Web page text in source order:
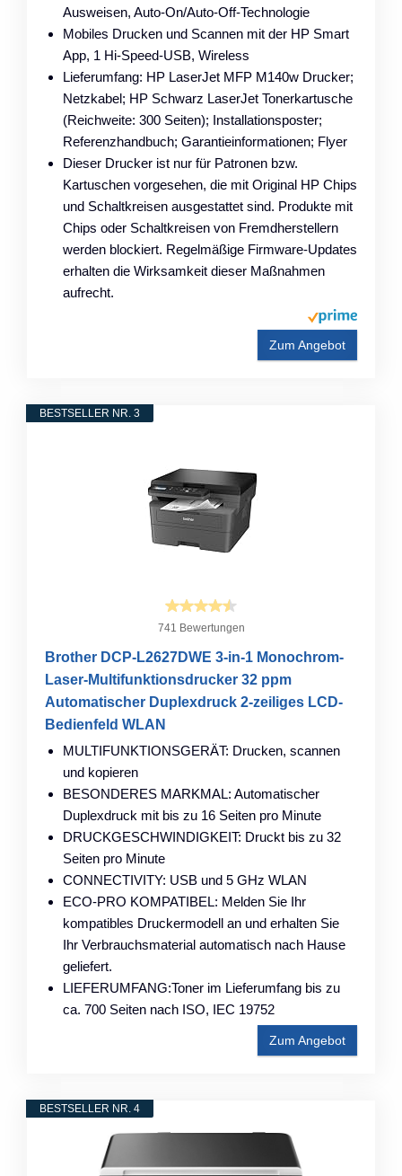
Ausweisen, Auto-On/Auto-Off-Technologie
Mobiles Drucken und Scannen mit der HP Smart
App, 1 Hi-Speed-USB, Wireless
Lieferumfang: HP LaserJet MFP M140w Drucker;
Netzkabel; HP Schwarz LaserJet Tonerkartusche
(Reichweite: 300 Seiten); Installationsposter;
Referenzhandbuch; Garantieinformationen; Flyer
Dieser Drucker ist nur für Patronen bzw.
Kartuschen vorgesehen, die mit Original HP Chips
und Schaltkreisen ausgestattet sind. Produkte mit
Chips oder Schaltkreisen von Fremdherstellern
werden blockiert. Regelmäßige Firmware-Updates
erhalten die Wirksamkeit dieser Maßnahmen
aufrecht.
Zum Angebot
BESTSELLER NR. 3
741 Bewertungen
Brother DCP-L2627DWE 3-in-1 Monochrom-
Laser-Multifunktionsdrucker 32 ppm
Automatischer Duplexdruck 2-zeiliges LCD-
Bedienfeld WLAN
MULTIFUNKTIONSGERÄT: Drucken, scannen
und kopieren
BESONDERES MARKMAL: Automatischer
Duplexdruck mit bis zu 16 Seiten pro Minute
DRUCKGESCHWINDIGKEIT: Druckt bis zu 32
Seiten pro Minute
CONNECTIVITY: USB und 5 GHz WLAN
ECO-PRO KOMPATIBEL: Melden Sie Ihr
kompatibles Druckermodell an und erhalten Sie
Ihr Verbrauchsmaterial automatisch nach Hause
geliefert.
LIEFERUMFANG:Toner im Lieferumfang bis zu
ca. 700 Seiten nach ISO, IEC 19752
Zum Angebot
BESTSELLER NR. 4